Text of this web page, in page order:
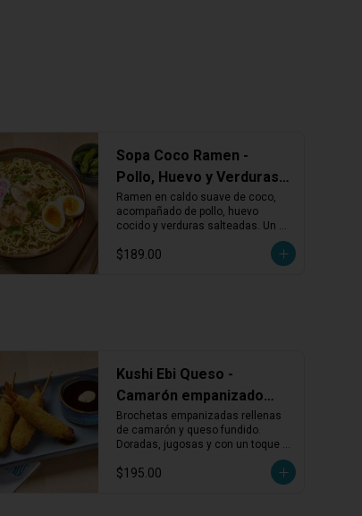
Sopa Coco Ramen -
Pollo, Huevo y Verduras
en Caldo de Coco
Ramen en caldo suave de coco,
acompañado de pollo, huevo
cocido y verduras salteadas. Un
ramen diferente, aromático y con
un sabor ligeramente dulce.
$189.00
Kushi Ebi Queso -
Camarón empanizado
con queso fundido (3
pzas)
Brochetas empanizadas rellenas
de camarón y queso fundido.
Doradas, jugosas y con un toque
piezas.
$195.00